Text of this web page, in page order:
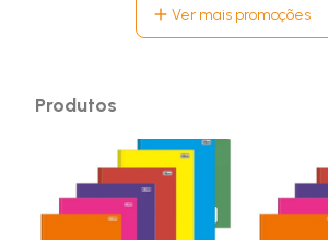
Ver mais promoções
Produtos